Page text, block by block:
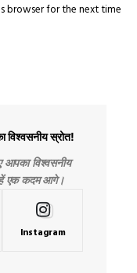
browser for the next time
स्रोत!
आपका विश्वसनीय
एक कदम आगे।
Instagram